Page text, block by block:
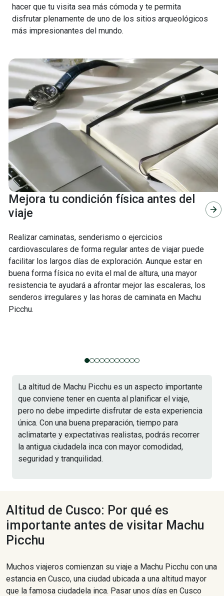
hacer que tu visita sea más cómoda y te permita
disfrutar plenamente de uno de los sitios arqueológicos
más impresionantes del mundo.
Mejora tu condición física antes del
viaje
Realizar caminatas, senderismo o ejercicios
cardiovasculares de forma regular antes de viajar puede
facilitar los largos días de exploración. Aunque estar en
buena forma física no evita el mal de altura, una mayor
resistencia te ayudará a afrontar mejor las escaleras, los
senderos irregulares y las horas de caminata en Machu
Picchu.
La altitud de Machu Picchu es un aspecto importante
que conviene tener en cuenta al planificar el viaje,
pero no debe impedirte disfrutar de esta experiencia
única. Con una buena preparación, tiempo para
aclimatarte y expectativas realistas, podrás recorrer
la antigua ciudadela inca con mayor comodidad,
seguridad y tranquilidad.
Altitud de Cusco: Por qué es
importante antes de visitar Machu
Picchu
Muchos viajeros comienzan su viaje a Machu Picchu con una
estancia en Cusco, una ciudad ubicada a una altitud mayor
que la famosa ciudadela inca. Pasar unos días en Cusco